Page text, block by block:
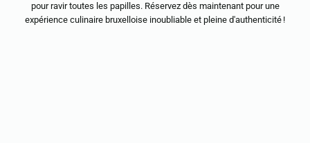
pour ravir toutes les papilles. Réservez dès maintenant pour une
expérience culinaire bruxelloise inoubliable et pleine d'authenticité !